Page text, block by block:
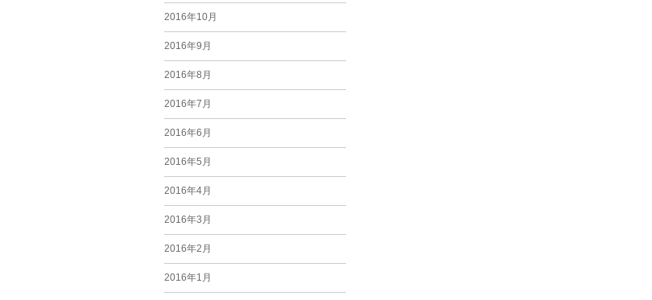
2016年10月
2016年9月
2016年8月
2016年7月
2016年6月
2016年5月
2016年4月
2016年3月
2016年2月
2016年1月